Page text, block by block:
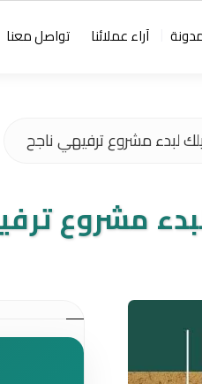
آراء عملائنا تواصل معنا
لبدء مشروع ترفيهي ناجح
مشروع